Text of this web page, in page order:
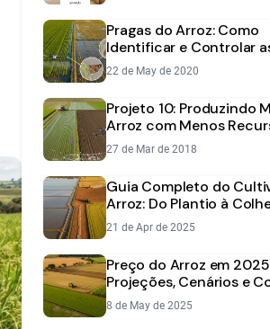
Pragas do Arroz: Como
Identificar e Controlar
Principais Ameaças
22 de May de 2020
Projeto 10: Produzindo
Arroz com Menos
27 de Mar de 2018
Guia Completo do
Arroz: Do Plantio à
Sucesso
21 de Apr de 2025
Preço do Arroz em
Projeções, Cenários e
Preparar
8 de May de 2025